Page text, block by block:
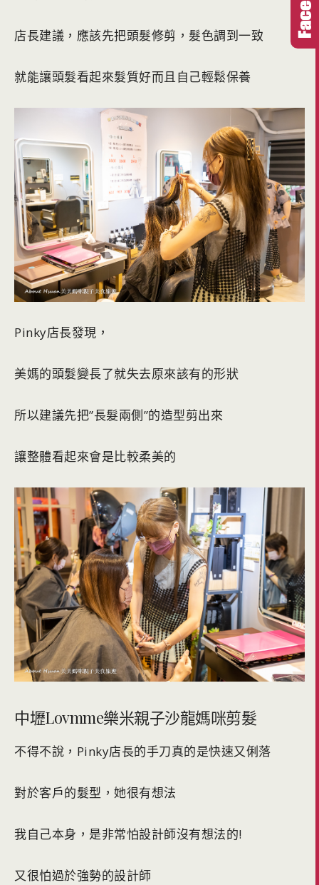
店長建議，應該先把頭髮修剪，髮色調到一致
就能讓頭髮看起來髮質好而且自己輕鬆保養
Pinky店長發現，
美媽的頭髮變長了就失去原來該有的形狀
所以建議先把”長髮兩側”的造型剪出來
讓整體看起來會是比較柔美的
中壢Lovmme樂米親子沙龍媽咪剪髮
不得不說，Pinky店長的手刀真的是快速又俐落
對於客戶的髮型，她很有想法
我自己本身，是非常怕設計師沒有想法的!
又很怕過於強勢的設計師